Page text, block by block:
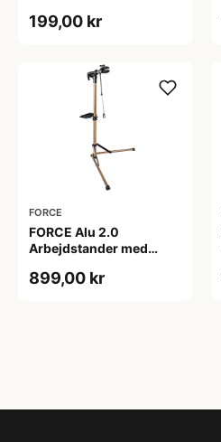
199,00 kr
FORCE
FORCE Alu 2.0
Arbejdstander med
Guld/Sort
899,00 kr